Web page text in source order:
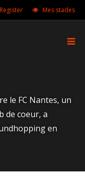
Register Mes stades
le FC Nantes, un
de coeur, a
en